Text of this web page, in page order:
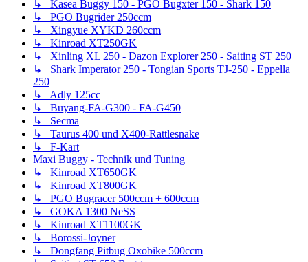
↳ Kasea Buggy 150 - PGO Bugxter 150 - Shark 150
↳ PGO Bugrider 250ccm
↳ Xingyue XYKD 260ccm
↳ Kinroad XT250GK
↳ Xinling XL 250 - Dazon Explorer 250 - Saiting ST 250
↳ Shark Imperator 250 - Tongian Sports TJ-250 - Eppella
250
↳ Adly 125cc
↳ Buyang-FA-G300 - FA-G450
↳ Secma
↳ Taurus 400 und X400-Rattlesnake
↳ F-Kart
Maxi Buggy - Technik und Tuning
↳ Kinroad XT650GK
↳ Kinroad XT800GK
↳ PGO Bugracer 500ccm + 600ccm
↳ GOKA 1300 NeSS
↳ Kinroad XT1100GK
↳ Borossi-Joyner
↳ Dongfang Pitbug Oxobike 500ccm